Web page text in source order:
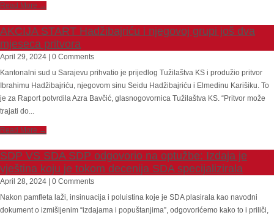
Read More →
AKCIJA START Hadžibajriću i njegovoj grupi još dva
mjeseca pritvora
April 29, 2024 | 0 Comments
Kantonalni sud u Sarajevu prihvatio je prijedlog Tužilaštva KS i produžio pritvor
Ibrahimu Hadžibajriću, njegovom sinu Seidu Hadžibajriću i Elmedinu Karišiku. To
je za Raport potvrdila Azra Bavčić, glasnogovornica Tužilaštva KS. “Pritvor može
trajati do...
Read More →
SDP VS SDA SDP odgovorio na optužbe: Izdaja je
vještina koju je tokom decenija SDA specijalizirala
April 28, 2024 | 0 Comments
Nakon pamfleta laži, insinuacija i poluistina koje je SDA plasirala kao navodni
dokument o izmišljenim “izdajama i popuštanjima”, odgovorićemo kako to i priliči,